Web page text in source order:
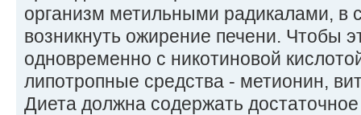
организм метильными радикалами, в
возникнуть ожирение печени. Чтобы
одновременно с никотиновой
липотропные средства - метионин,
Диета должна содержать достаточное